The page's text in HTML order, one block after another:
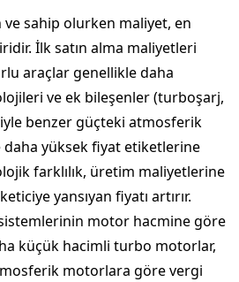
ve sahip olurken maliyet, en
İlk satın alma maliyetleri
araçlar genellikle daha
ve ek bileşenler (turboşarj,
benzer güçteki atmosferik
yüksek fiyat etiketlerine
farklılık, üretim maliyetlerine
yansıyan fiyatı artırır.
motor hacmine göre
küçük hacimli turbo motorlar,
motorlara göre vergi